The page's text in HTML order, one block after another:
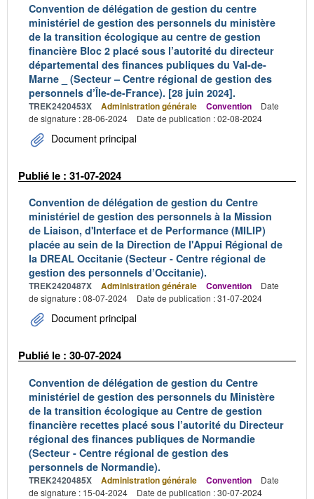
Convention de délégation de gestion du centre
ministériel de gestion des personnels du ministère
de la transition écologique au centre de gestion
financière Bloc 2 placé sous l’autorité du directeur
départemental des finances publiques du Val-de-
Marne _ (Secteur – Centre régional de gestion des
personnels d’Île-de-France). [28 juin 2024].
TREK2420453X Administration générale Convention
Date
de signature : 28-06-2024
Date de publication : 02-08-2024
Document principal
Publié le : 31-07-2024
Convention de délégation de gestion du Centre
ministériel de gestion des personnels à la Mission
de Liaison, d'Interface et de Performance (MILIP)
placée au sein de la Direction de l'Appui Régional de
la DREAL Occitanie (Secteur - Centre régional de
gestion des personnels d’Occitanie).
TREK2420487X Administration générale Convention
Date
de signature : 08-07-2024
Date de publication : 31-07-2024
Document principal
Publié le : 30-07-2024
Convention de délégation de gestion du Centre
ministériel de gestion des personnels du Ministère
de la transition écologique au Centre de gestion
financière recettes placé sous l’autorité du Directeur
régional des finances publiques de Normandie
(Secteur - Centre régional de gestion des
personnels de Normandie).
TREK2420485X Administration générale Convention
Date
de signature : 15-04-2024
Date de publication : 30-07-2024